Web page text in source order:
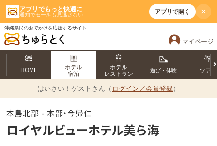
アプリでもっと快適に
通知でセールも見逃さない アプリで開く ×
沖縄県民のおでかけを応援するサイト
マイページ
HOME
ホテル
宿泊
ホテル
レストラン
遊び・体験 ツアー
はいさい！ ゲストさん（ ログイン／会員登録）
本島北部 - 本部・今帰仁
ロイヤルビューホテル美ら海